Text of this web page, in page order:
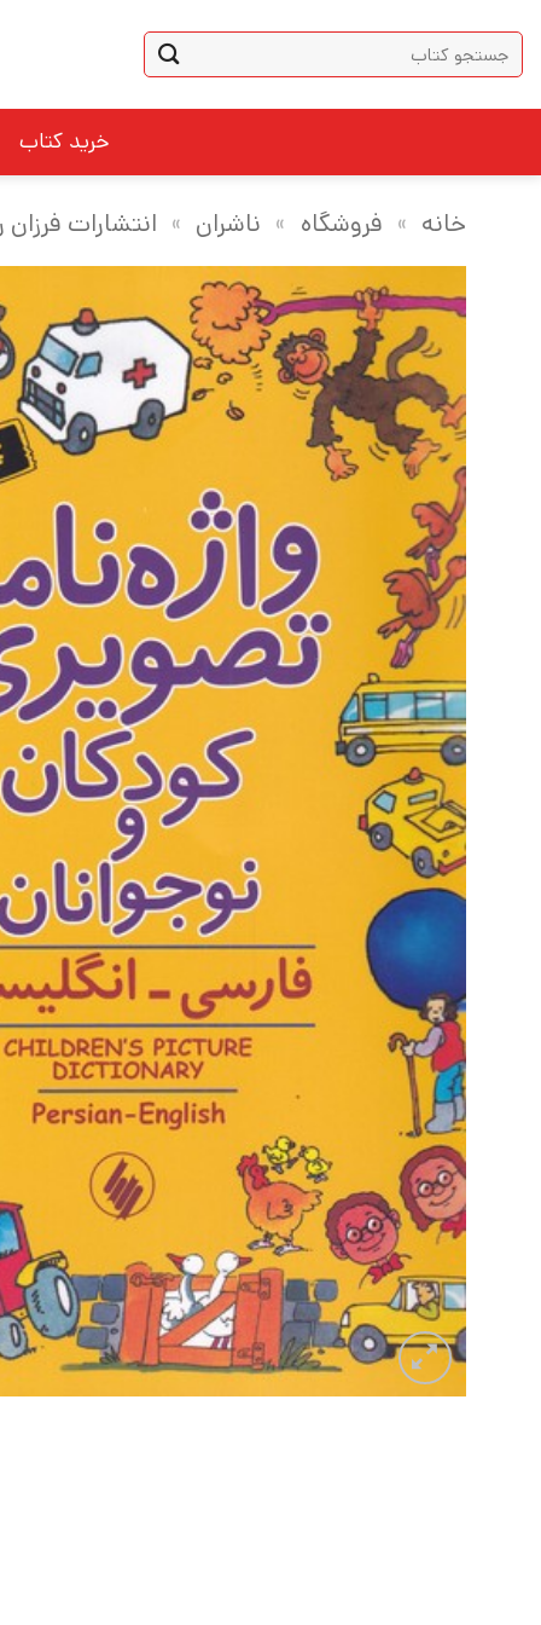
content
جستجو
برای:
خرید کتاب
خانه » فروشگاه » ناشران » انتشارات فرزان